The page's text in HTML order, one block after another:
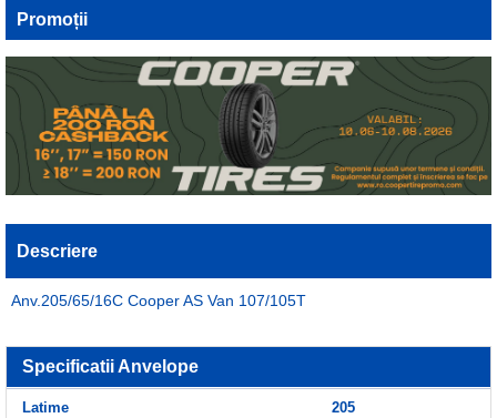
Promoții
Descriere
Anv.205/65/16C Cooper AS Van 107/105T
Specificatii Anvelope
Latime 205